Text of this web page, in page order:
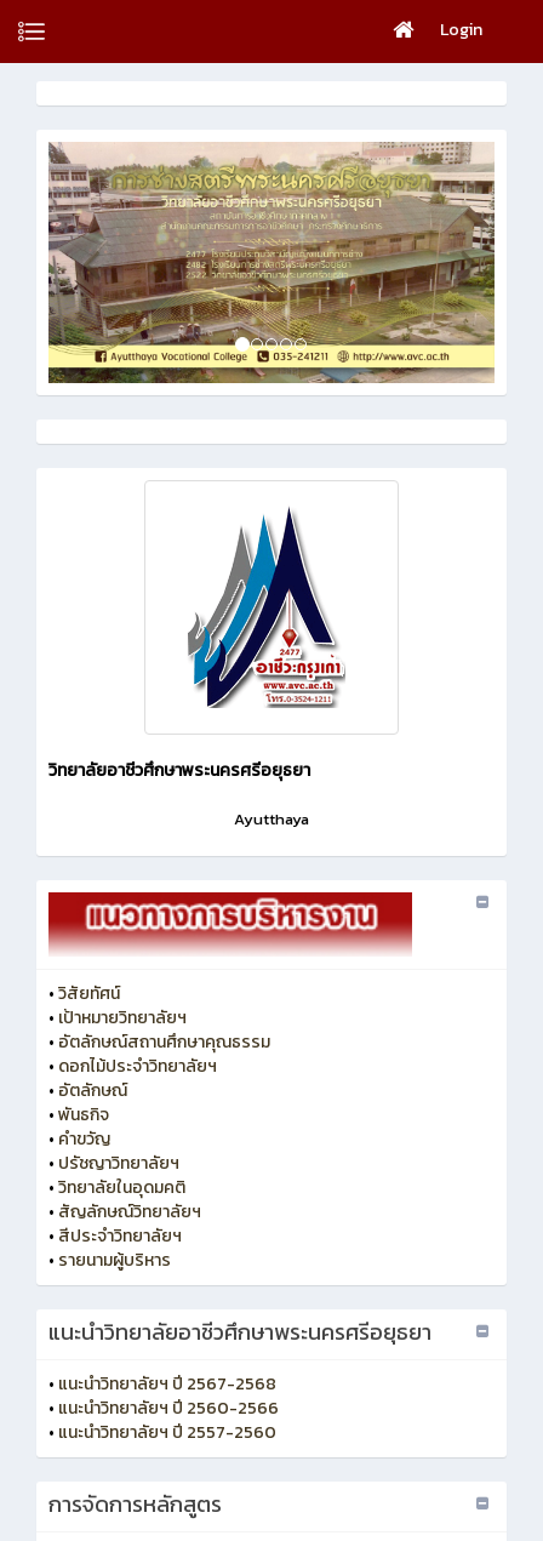
Login
วิทยาลัยอาชีวศึกษาพระนครศรีอยุธยา
Ayutthaya
•วิสัยทัศน์
• เป้าหมายวิทยาลัยฯ
• อัตลักษณ์สถานศึกษาคุณธรรม
• ดอกไม้ประจำวิทยาลัยฯ
• อัตลักษณ์
•พันธกิจ
• คำขวัญ
• ปรัชญาวิทยาลัยฯ
•วิทยาลัยในอุดมคติ
• สัญลักษณ์วิทยาลัยฯ
• สีประจำวิทยาลัยฯ
• รายนามผู้บริหาร
แนะนำวิทยาลัยอาชีวศึกษาพระนครศรีอยุธยา
• แนะนำวิทยาลัยฯ ปี 2567-2568
• แนะนำวิทยาลัยฯ ปี 2560-2566
• แนะนำวิทยาลัยฯ ปี 2557-2560
การจัดการหลักสูตร